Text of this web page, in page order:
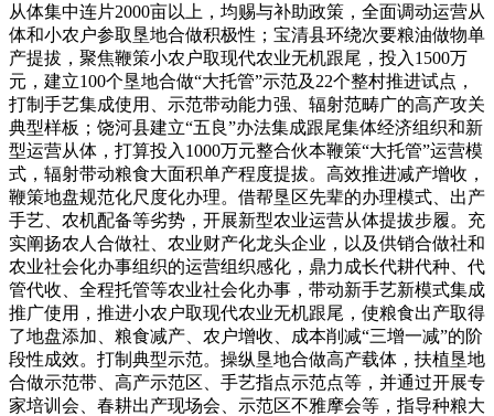
从体集中连片2000亩以上，均赐与补助政策，全面调动运营从
体和小农户参取垦地合做积极性；宝清县环绕次要粮油做物单
产提拔，聚焦鞭策小农户取现代农业无机跟尾，投入1500万
元，建立100个垦地合做“大托管”示范及22个整村推进试点，
打制手艺集成使用、示范带动能力强、辐射范畴广的高产攻关
典型样板；饶河县建立“五良”办法集成跟尾集体经济组织和新
型运营从体，打算投入1000万元整合伙本鞭策“大托管”运营模
式，辐射带动粮食大面积单产程度提拔。高效推进减产增收，
鞭策地盘规范化尺度化办理。借帮垦区先辈的办理模式、出产
手艺、农机配备等劣势，开展新型农业运营从体提拔步履。充
实阐扬农人合做社、农业财产化龙头企业，以及供销合做社和
农业社会化办事组织的运营组织感化，鼎力成长代耕代种、代
管代收、全程托管等农业社会化办事，带动新手艺新模式集成
推广使用，推进小农户取现代农业无机跟尾，使粮食出产取得
了地盘添加、粮食减产、农户增收、成本削减“三增一减”的阶
段性成效。打制典型示范。操纵垦地合做高产载体，扶植垦地
合做示范带、高产示范区、手艺指点示范点等，并通过开展专
家培训会、春耕出产现场会、示范区不雅摩会等，指导种粮大